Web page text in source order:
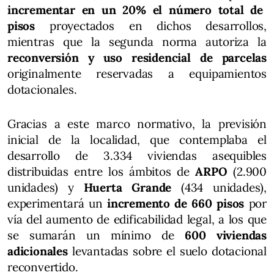
incrementar en un 20% el número total de
pisosproyectados en dichos desarrollos,
mientras que la segunda norma autoriza la
reconversión y uso residencial de parcelas
originalmente reservadas a equipamientos
dotacionales.
Gracias a este marco normativo, la previsión
inicial de la localidad, que contemplaba el
desarrollo de 3.334 viviendas asequibles
distribuidas entre los ámbitos deARPO (2.900
unidades) y Huerta Grande (434 unidades),
experimentará un incremento de 660 pisos por
vía del aumento de edificabilidad legal, a los que
se sumarán un mínimo de 600 viviendas
adicionaleslevantadas sobre el suelo dotacional
reconvertido.